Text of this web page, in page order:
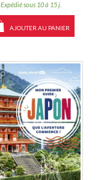
Expédié sous 10 à 15 j.
AJOUTER AU PANIER